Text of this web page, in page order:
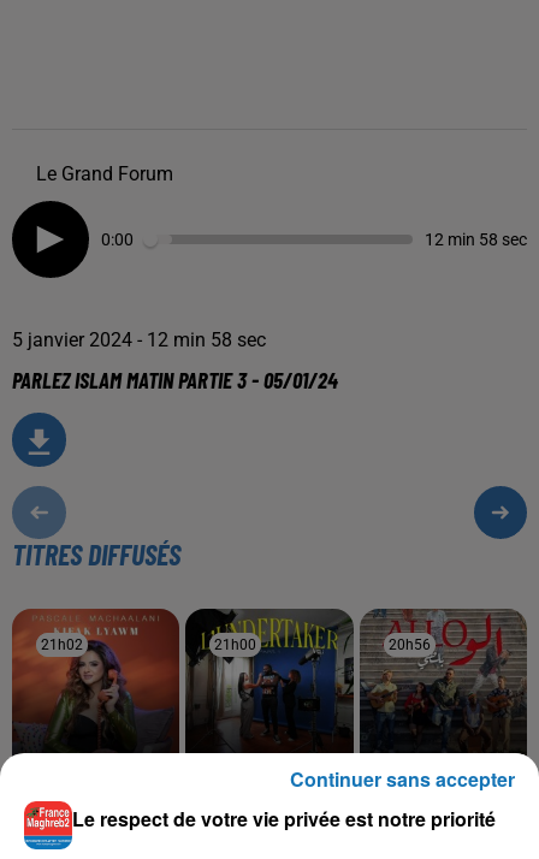
Le Grand Forum
0:00 12 min 58 sec
5 janvier 2024 - 12 min 58 sec
PARLEZ ISLAM MATIN PARTIE 3 - 05/01/24
TITRES DIFFUSÉS
21h02
21h02
PASCALE MCHAALANI
Kifak Lyawma
21h00
21h00
Pilé
20h56
20h56
Allo
Le respect de votre vie privée est notre priorité
Continuer sans accepter